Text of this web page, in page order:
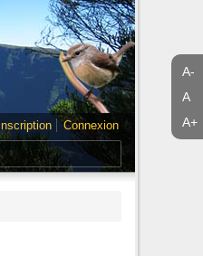
A-
A
A+
Inscription
Connexion